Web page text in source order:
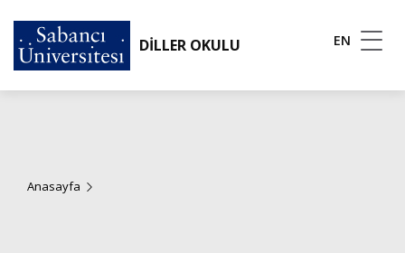
DİLLER OKULU EN
Anasayfa